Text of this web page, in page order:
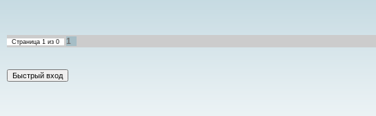
Страница 1 из 0
1